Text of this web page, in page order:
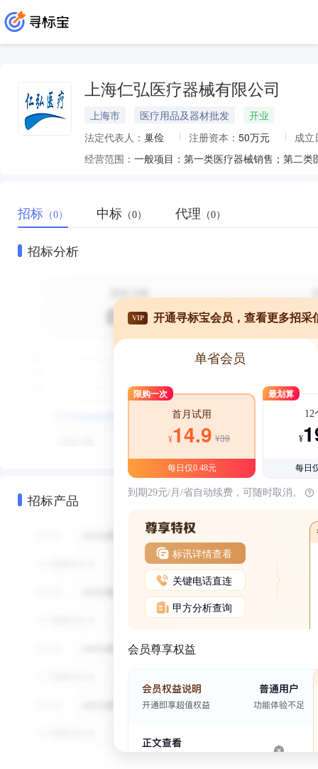
上海仁弘医疗器械有限公司
上海市 医疗用品及器材批发
开业
法定代表人： 巢俭 注册资本： 50万元
成立
经营范围：
招标 （0） 中标 （0） 代理 （0）
招标分析
招标产品
VIP 开通寻标宝会员，查看更多招采
单省会员
限购一次
首月试用
¥14.9 ¥39
每日仅0.48元
最划算
12
¥
每日
到期29元/月/省自动续费，可随时取消。
标讯详情查看
关键电话直连
甲方分析查询
会员尊享权益